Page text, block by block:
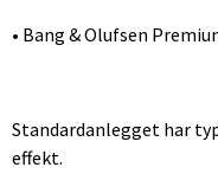
• Bang & Olufsen
Standardanlegget har
effekt.